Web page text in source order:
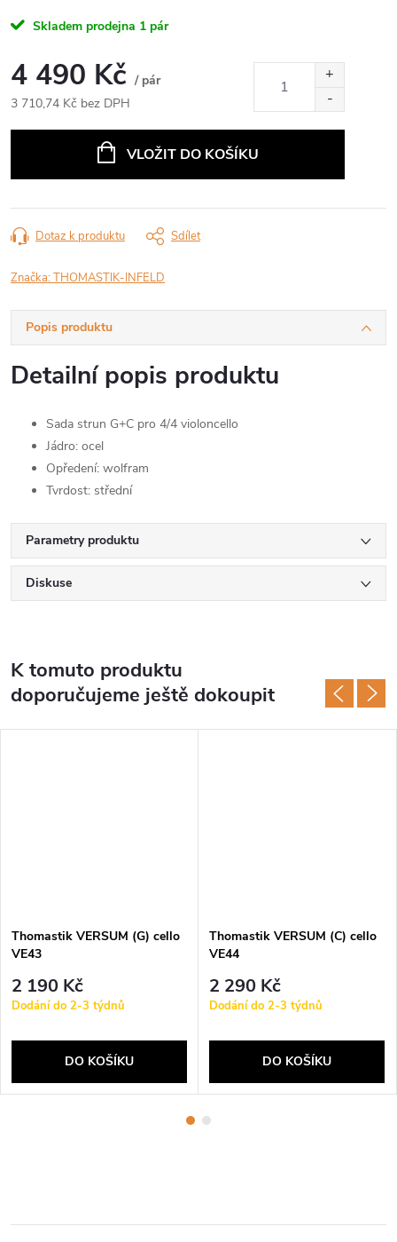
Skladem prodejna 1 pár
4 490 Kč / pár
3 710,74 Kč bez DPH
VLOŽIT DO KOŠÍKU
Dotaz k produktu Sdílet
Značka:THOMASTIK-INFELD
Popis produktu
Detailní popis produktu
Sada strun G+C pro 4/4 violoncello
Jádro: ocel
Opředení: wolfram
Tvrdost: střední
Parametry produktu
Diskuse
K tomuto produktu
doporučujeme ještě dokoupit
Thomastik VERSUM (G) cello
VE43
2 190 Kč
Dodání do 2-3 týdnů
DO KOŠÍKU
Thomastik VERSUM (C) cello
VE44
2 290 Kč
Dodání do 2-3 týdnů
DO KOŠÍKU